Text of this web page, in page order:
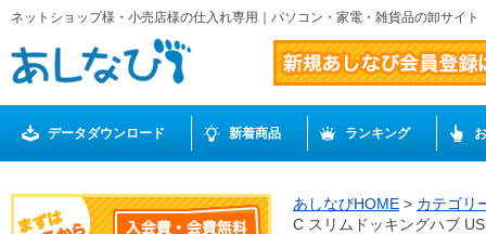
ネットショップ様・小売店様の仕入れ専用｜パソコン・家電・雑貨品の卸サイ
データダウンロード 新着商品 ランキング
あしなびHOME > カテゴリ
C スリムドッキングハブ